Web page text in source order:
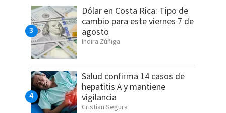
Dólar en Costa Rica: Tipo de
cambio para este viernes 7 de
agosto
Indira Zúñiga
Salud confirma 14 casos de
hepatitis A y mantiene
vigilancia
Cristian Segura